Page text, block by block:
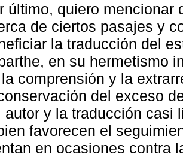
último, quiero mencionar
de ciertos pasajes y
la traducción del
en su hermetismo
comprensión y la
del exceso
autor y la traducción casi
favorecen el
en ocasiones contra